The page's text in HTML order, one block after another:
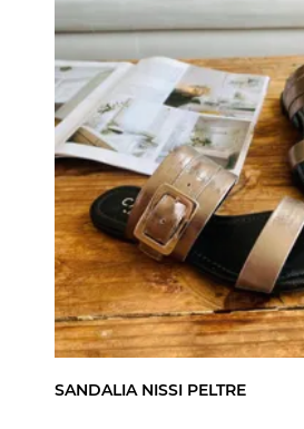
SANDALIA NISSI PELTRE